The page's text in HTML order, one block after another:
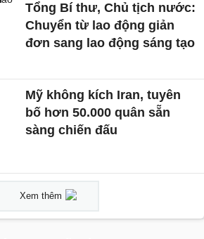
Tổng Bí thư, Chủ tịch nước:
Chuyển từ lao động giản
đơn sang lao động sáng tạo
Mỹ không kích Iran, tuyên
bố hơn 50.000 quân sẵn
sàng chiến đấu
Xem thêm